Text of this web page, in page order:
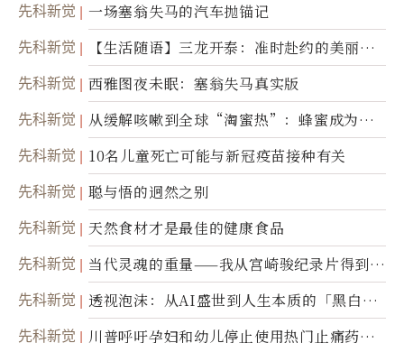
先科新觉 一场塞翁失马的汽车抛锚记
先科新觉
【生活随语】三龙开泰：准时赴约的美丽震
撼
先科新觉 西雅图夜未眠：塞翁失马真实版
先科新觉
从缓解咳嗽到全球“淘蜜热”：蜂蜜成为健
康产业前沿商品
先科新觉 10名儿童死亡可能与新冠疫苗接种有关
先科新觉 聪与悟的迥然之别
先科新觉 天然食材才是最佳的健康食品
先科新觉
当代灵魂的重量——我从宫崎骏纪录片得到的
省思
先科新觉
透视泡沫：从AI盛世到人生本质的「黑白一
瞬」
先科新觉
川普呼吁孕妇和幼儿停止使用热门止痛药泰